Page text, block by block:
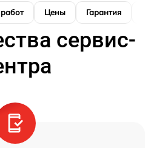
Цены Гарантия
сервис-